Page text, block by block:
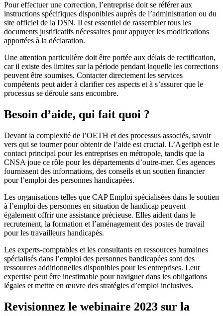
Pour effectuer une correction, l’entreprise doit se référer aux
instructions spécifiques disponibles auprès de l’administration ou du
site officiel de la DSN. Il est essentiel de rassembler tous les
documents justificatifs nécessaires pour appuyer les modifications
apportées à la déclaration.
Une attention particulière doit être portée aux délais de rectification,
car il existe des limites sur la période pendant laquelle les corrections
peuvent être soumises. Contacter directement les services
compétents peut aider à clarifier ces aspects et à s’assurer que le
processus se déroule sans encombre.
Besoin d’aide, qui fait quoi ?
Devant la complexité de l’OETH et des processus associés, savoir
vers qui se tourner pour obtenir de l’aide est crucial. L’Agefiph est le
contact principal pour les entreprises en métropole, tandis que la
CNSA joue ce rôle pour les départements d’outre-mer. Ces agences
fournissent des informations, des conseils et un soutien financier
pour l’emploi des personnes handicapées.
Les organisations telles que CAP Emploi spécialisées dans le soutien
à l’emploi des personnes en situation de handicap peuvent
également offrir une assistance précieuse. Elles aident dans le
recrutement, la formation et l’aménagement des postes de travail
pour les travailleurs handicapés.
Les experts-comptables et les consultants en ressources humaines
spécialisés dans l’emploi des personnes handicapées sont des
ressources additionnelles disponibles pour les entreprises. Leur
expertise peut être inestimable pour naviguer dans les obligations
légales et mettre en œuvre des stratégies d’emploi inclusives.
Revisionnez le webinaire 2023 sur la